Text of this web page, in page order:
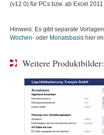
(v12.0) für PCs bzw. ab Excel
Hinweis: Es gibt separate
Wochen- oder Monatsbasis hier
Weitere Produktbilder: